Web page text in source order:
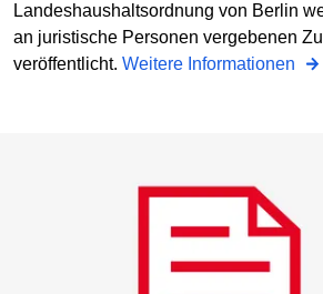
Landeshaushaltsordnung von Berlin
an juristische Personen vergebenen
veröffentlicht. Weitere Informationen